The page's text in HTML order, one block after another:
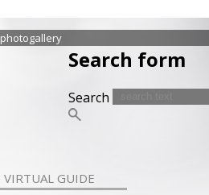
photogallery
Search form
Search
VIRTUAL GUIDE